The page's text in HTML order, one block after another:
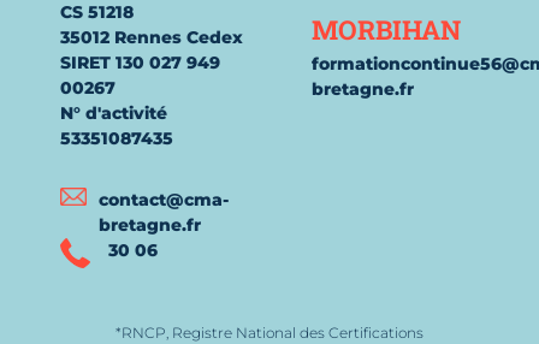
CS 51218
35012 Rennes Cedex
SIRET 130 027 949
00267
N° d'activité
53351087435
contact@cma-
bretagne.fr
30 06
MORBIHAN
bretagne.fr
*RNCP, Registre National des Certifications